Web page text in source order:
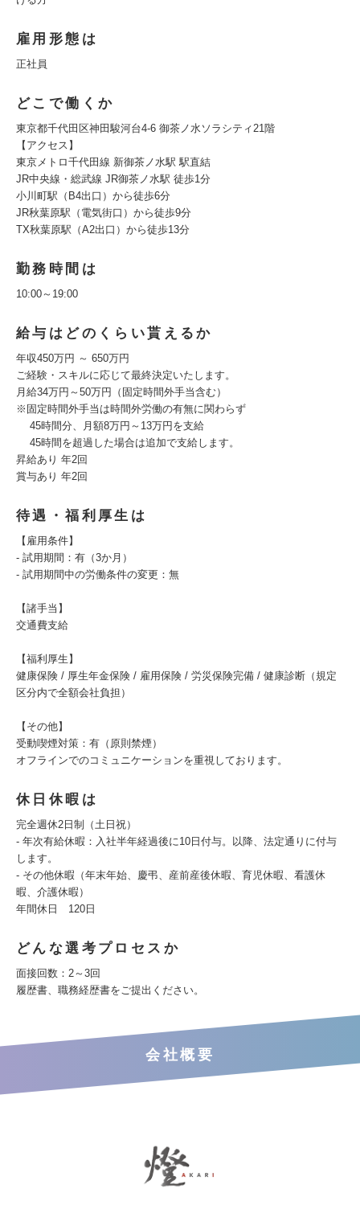
雇用形態は
正社員
どこで働くか
東京都千代田区神田駿河台4-6 御茶ノ水ソラシティ21階
【アクセス】
東京メトロ千代田線 新御茶ノ水駅 駅直結
JR中央線・総武線 JR御茶ノ水駅 徒歩1分
小川町駅（B4出口）から徒歩6分
JR秋葉原駅（電気街口）から徒歩9分
TX秋葉原駅（A2出口）から徒歩13分
勤務時間は
10:00～19:00
給与はどのくらい貰えるか
年収450万円 ～ 650万円
ご経験・スキルに応じて最終決定いたします。
月給34万円～50万円（固定時間外手当含む）
※固定時間外手当は時間外労働の有無に関わらず
45時間分、月額8万円～13万円を支給
45時間を超過した場合は追加で支給します。
昇給あり 年2回
賞与あり 年2回
待遇・福利厚生は
【雇用条件】
- 試用期間：有（3か月）
- 試用期間中の労働条件の変更：無
【諸手当】
交通費支給
【福利厚生】
健康保険 / 厚⽣年⾦保険 / 雇⽤保険 / 労災保険完備 / 健康診断（規定
区分内で全額会社負担）
【その他】
受動喫煙対策：有（原則禁煙）
オフラインでのコミュニケーションを重視しております。
休日休暇は
完全週休2日制（土日祝）
- 年次有給休暇：入社半年経過後に10日付与。以降、法定通りに付与
します。
- その他休暇（年末年始、慶弔、産前産後休暇、育児休暇、看護休
暇、介護休暇）
年間休日 120日
どんな選考プロセスか
面接回数：2～3回
履歴書、職務経歴書をご提出ください。
会社概要